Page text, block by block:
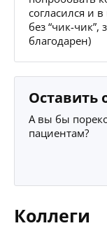
согласился и
без “чик-чик”,
благодарен)
Оставить
А вы бы
пациентам?
Коллеги